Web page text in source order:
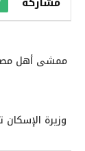
ممشى أهل مصر
وزيرة